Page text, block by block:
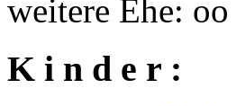
weitere Ehe:
K i n d e r :